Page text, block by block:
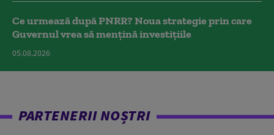
Ce urmează după PNRR? Noua strategie prin care
Guvernul vrea să mențină investițiile
05.08.2026
PARTENERII NOȘTRI